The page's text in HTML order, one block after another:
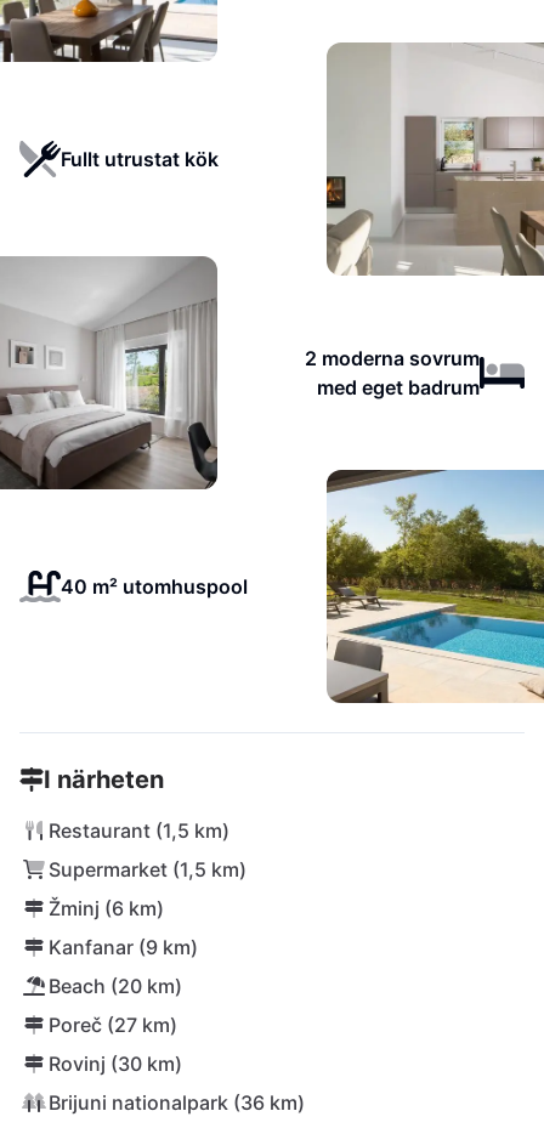
Fullt utrustat kök
2 moderna sovrum
med eget badrum
40 m² utomhuspool
I närheten
Restaurant (1,5 km)
Supermarket (1,5 km)
Žminj (6 km)
Kanfanar (9 km)
Beach (20 km)
Poreč (27 km)
Rovinj (30 km)
Brijuni nationalpark (36 km)